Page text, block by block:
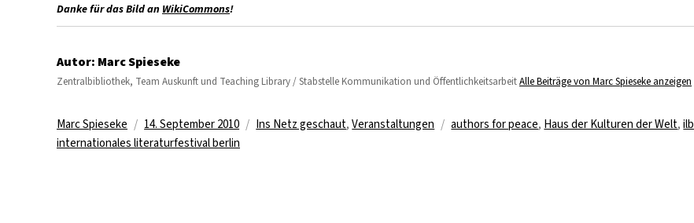
Danke für das Bild an WikiCommons!
Autor: Marc Spieseke
Zentralbibliothek, Team Auskunft und Teaching Library / Stabstelle Kommunikation und ÖffentlichkeitsarbeitAlle Beiträge von Marc Spieseke anzeigen
Autor
Marc Spieseke
Veröffentlicht
am
14. September 2010 Kategorien
Ins Netz geschaut,Veranstaltungen Schlagwörter
authors for peace, Haus der Kulturen der Welt,ilb
internationales literaturfestival berlin